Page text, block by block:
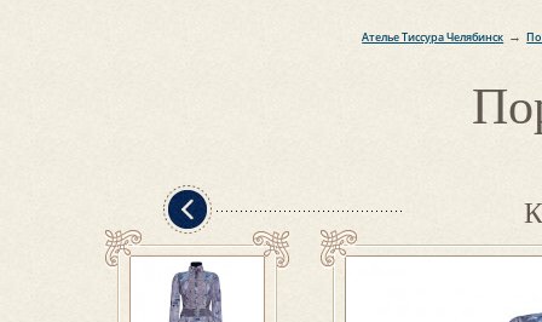
Ателье Тиссура Челябинск →